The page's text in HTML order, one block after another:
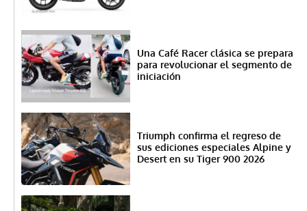
Una Café Racer clásica se prepara
para revolucionar el segmento de
iniciación
Triumph confirma el regreso de
sus ediciones especiales Alpine y
Desert en su Tiger 900 2026